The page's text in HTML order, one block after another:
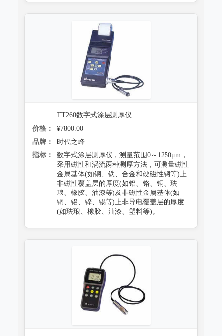
TT260数字式涂层测厚仪
价格：
¥7800.00
品牌：
时代之峰
指标：
数字式涂层测厚仪，测量范围0～1250μm，
采用磁性和涡流两种测厚方法，可测量磁性
金属基体(如钢、铁、合金和硬磁性钢等)上
非磁性覆盖层的厚度(如铝、铬、铜、珐
琅、橡胶、油漆等)及非磁性金属基体(如
铜、铝、锌、锡等)上非导电覆盖层的厚度
(如珐琅、橡胶、油漆、塑料等)。